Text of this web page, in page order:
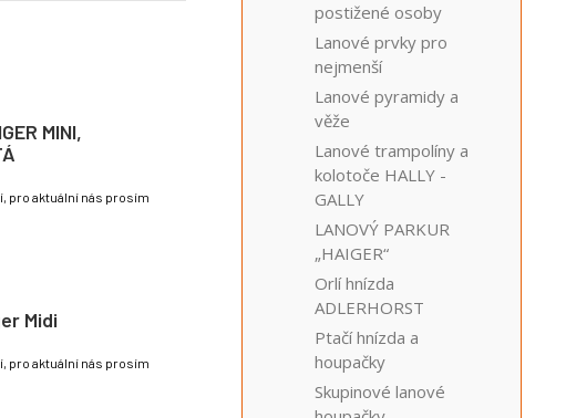
MINI,
pro aktuální nás prosím
Midi
pro aktuální nás prosím
postižené osoby
Lanové prvky pro
nejmenší
Lanové pyramidy a
věže
Lanové trampolíny a
kolotoče HALLY -
GALLY
LANOVÝ PARKUR
„HAIGER“
Orlí hnízda
ADLERHORST
Ptačí hnízda a
houpačky
Skupinové lanové